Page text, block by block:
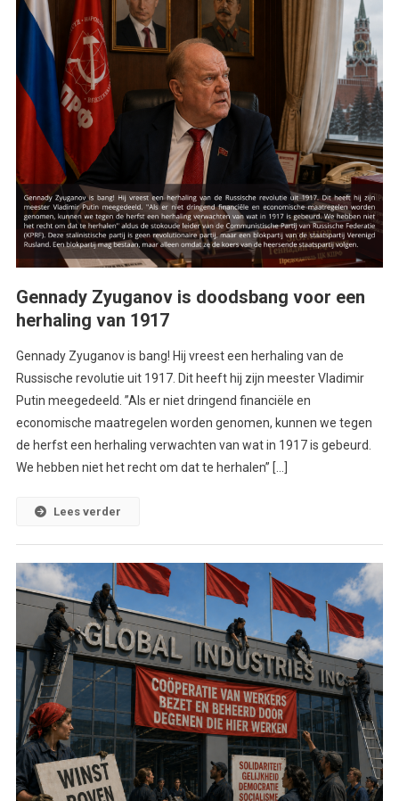
Gennady Zyuganov is doodsbang voor een
herhaling van 1917
Gennady Zyuganov is bang! Hij vreest een herhaling van de
Russische revolutie uit 1917. Dit heeft hij zijn meester Vladimir
Putin meegedeeld. ”Als er niet dringend financiële en
economische maatregelen worden genomen, kunnen we tegen
de herfst een herhaling verwachten van wat in 1917 is gebeurd.
We hebben niet het recht om dat te herhalen” […]
Lees verder